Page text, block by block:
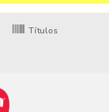
Títulos